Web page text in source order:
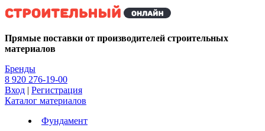
Kg
Прямые поставки от производителей строительных
материалов
Бренды
8 920 276-19-00
Вход | Регистрация
Каталог материалов
Фундамент